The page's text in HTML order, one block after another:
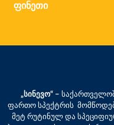
ფინეთი
„სინევო“ –
ფართო სპექტრის
მეტ რუტინულ და